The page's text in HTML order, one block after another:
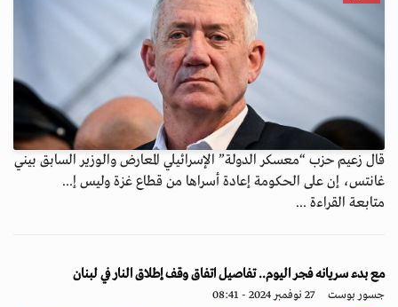
قال زعيم حزب “معسكر الدولة” الإسرائيلي المعارض والوزير السابق بيني
غانتس، إن على الحكومة إعادة أسراها من قطاع غزة وليس إ...
متابعة القراءة ...
مع بدء سريانه فجر اليوم.. تفاصيل اتفاق وقف إطلاق النار في لبنان
جسور بوست 27 نوفمبر 2024 - 08:41